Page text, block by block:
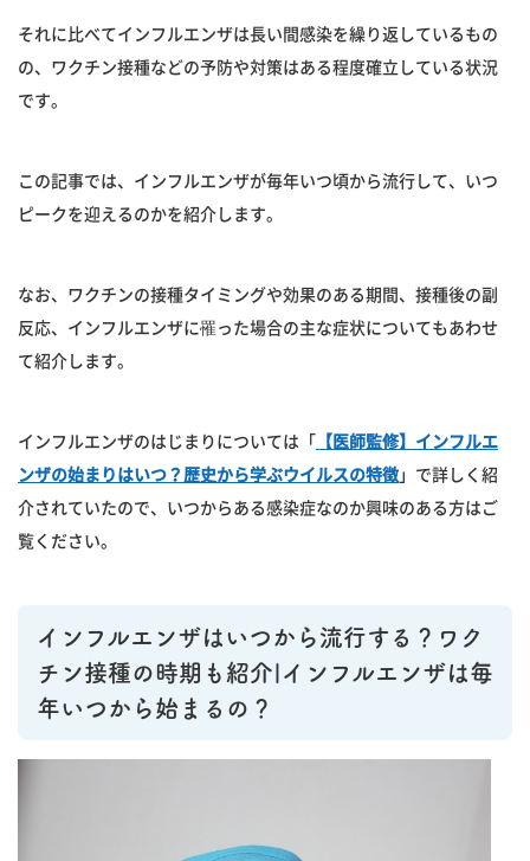
それに比べてインフルエンザは長い間感染を繰り返しているもの
の、ワクチン接種などの予防や対策はある程度確立している状況
です。
この記事では、インフルエンザが毎年いつ頃から流行して、いつ
ピークを迎えるのかを紹介します。
なお、ワクチンの接種タイミングや効果のある期間、接種後の副
反応、インフルエンザに罹った場合の主な症状についてもあわせ
て紹介します。
インフルエンザのはじまりについては「 【医師監修】インフルエ
ンザの始まりはいつ？歴史から学ぶウイルスの特徴 」で詳しく紹
介されていたので、いつからある感染症なのか興味のある方はご
覧ください。
インフルエンザはいつから流行する？ワク
チン接種の時期も紹介|インフルエンザは毎
年いつから始まるの？